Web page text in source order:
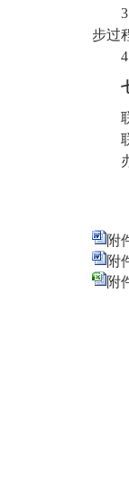
步过
附
附
附